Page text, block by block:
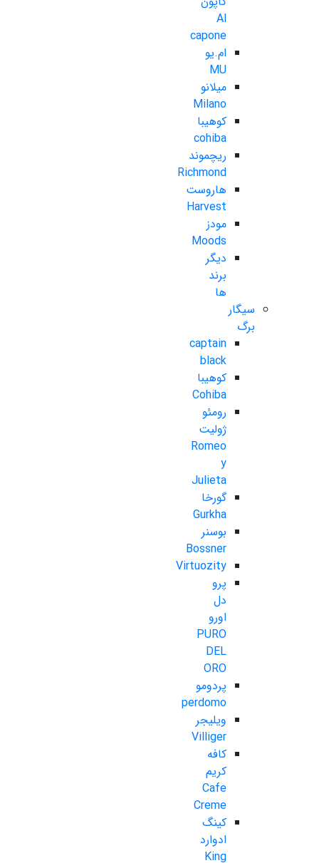
Al
capone
ام.یو
MU
میلانو
Milano
کوهیبا
cohiba
ریچموند
Richmond
هاروست
Harvest
مودز
Moods
دیگر
برند
ها
سیگار
برگ
captain
black
کوهیبا
Cohiba
رومئو
ژولیت
Romeo
y
Julieta
گورخا
Gurkha
بوسنر
Bossner
Virtuozity
پرو
دل
اورو
PURO
DEL
ORO
پردومو
perdomo
ویلیجر
Villiger
کافه
کریم
Cafe
Creme
کینگ
ادوارد
King